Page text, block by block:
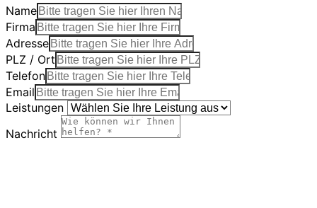
Name
Firma
Adresse
PLZ / Ort
Telefon
Email
Leistungen
Nachricht